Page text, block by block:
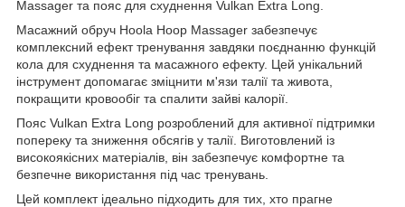
Massager та пояс для схуднення Vulkan Extra Long.
Масажний обруч Hoola Hoop Massager забезпечує
комплексний ефект тренування завдяки поєднанню функцій
кола для схуднення та масажного ефекту. Цей унікальний
інструмент допомагає зміцнити м'язи талії та живота,
покращити кровообіг та спалити зайві калорії.
Пояс Vulkan Extra Long розроблений для активної підтримки
попереку та зниження обсягів у талії. Виготовлений із
високоякісних матеріалів, він забезпечує комфортне та
безпечне використання під час тренувань.
Цей комплект ідеально підходить для тих, хто прагне